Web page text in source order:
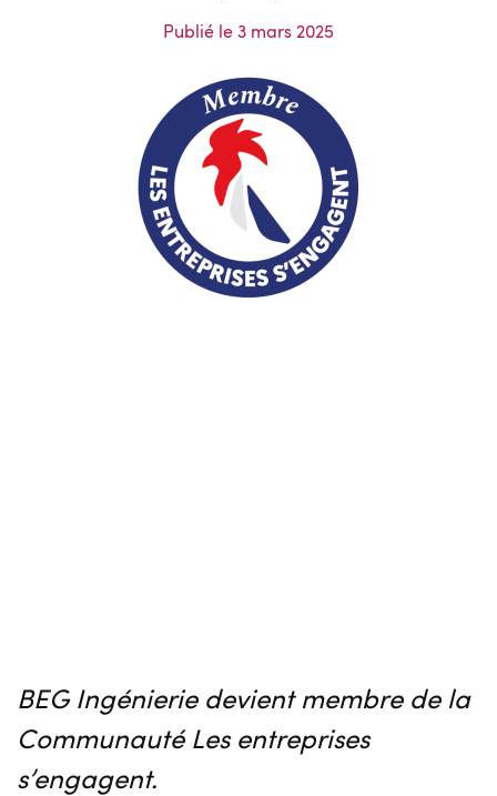
Publié le 3 mars 2025
BEG Ingénierie devient membre de la
Communauté Les entreprises
s’engagent.